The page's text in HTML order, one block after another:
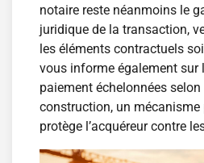
notaire reste néanmoins le
juridique de la transaction,
les éléments contractuels
vous informe également sur
paiement échelonnées selon
construction, un mécanisme
protège l’acquéreur contre